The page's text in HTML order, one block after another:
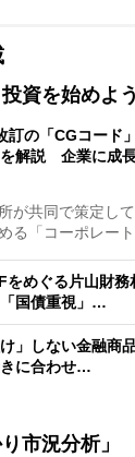
資を始めよう
訂の「CGコード
解説 企業に成
が共同で策定し
る「コーポレー
をめぐる片山財
国債重視」…
」しない金融商
に合わせ…
市況分析」